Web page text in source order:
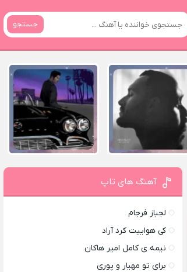
جستجو
آهنگ های تاپ
لجباز فرجام
کی هواییت کرد آراد
نیمه ی کامل امیر هاکان
برای تو مهیار و پوری